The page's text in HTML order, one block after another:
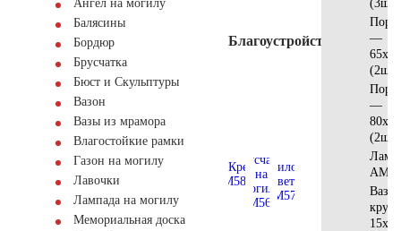
Ангел на могилу
Балясины
Бордюр
Брусчатка
Бюст и Скульптуры
Вазон
Вазы из мрамора
Влагостойкие рамки
Газон на могилу
Лавочки
Лампада на могилу
Мемориальная доска
Благоустройство
(3шт)
—
(2шт)
—
(2шт)
Ваза